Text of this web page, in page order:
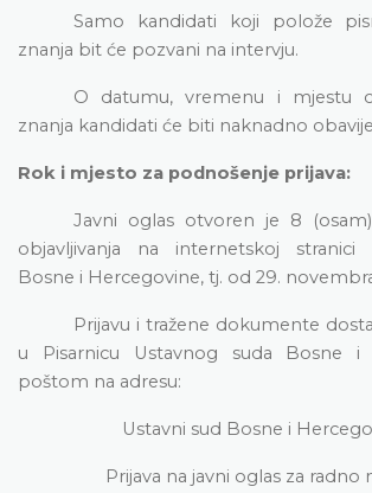
Samo kandidati koji polože
znanja bit će pozvani na intervju.
O datumu, vremenu i mjestu
znanja kandidati će biti naknadno
Rok i mjesto za podnošenje prijava:
Javni oglas otvoren je 8
objavljivanja na internetskoj stranici
Bosne i Hercegovine, tj. od 29.
Prijavu i tražene dokumente
u Pisarnicu Ustavnog suda Bosne i
poštom na adresu:
Ustavni sud Bosne i
Prijava na javni oglas za radno